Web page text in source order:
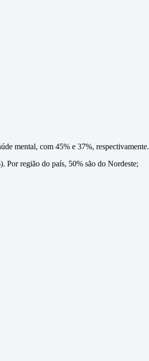
mental, com 45% e 37%, respectivamente.
Por região do país, 50% são do Nordeste;